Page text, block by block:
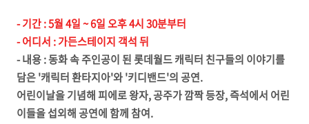
- 기간 : 5월 4일 ~ 6일 오후 4시 30분부터
- 어디서 : 가든스테이지 객석 뒤
- 내용 : 동화 속 주인공이 된 롯데월드 캐릭터 친구들의 이야기를
담은 '캐릭터 환타지아'와 '키디밴드'의 공연.
어린이날을 기념해 피에로 왕자, 공주가 깜짝 등장, 즉석에서 어린
이들을 섭외해 공연에 함께 참여.